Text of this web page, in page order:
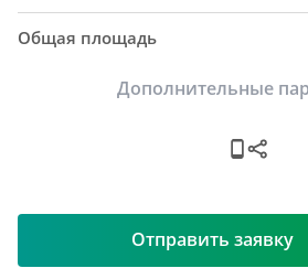
Общая площадь
Дополнительные
Отправить заявку